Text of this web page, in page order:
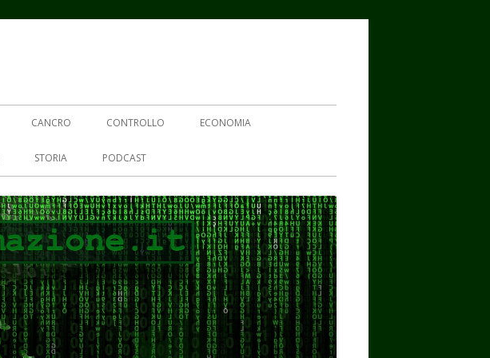
CANCRO CONTROLLO ECONOMIA
STORIA PODCAST